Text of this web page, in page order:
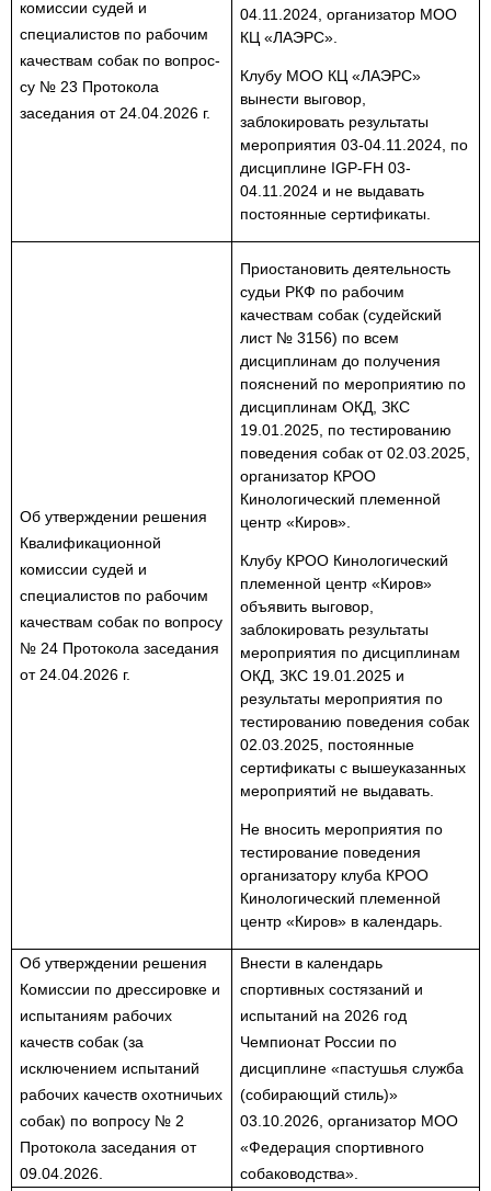
комиссии судей и
специалистов по рабочим
качествам собак по вопрос-
су № 23 Протокола
заседания от 24.04.2026 г.
04.11.2024, организатор МОО
КЦ «ЛАЭРС».
Клубу МОО КЦ «ЛАЭРС»
вынести выговор,
заблокировать результаты
мероприятия 03-04.11.2024, по
дисциплине IGP-FH 03-
04.11.2024 и не выдавать
постоянные сертификаты.
Об утверждении решения
Квалификационной
комиссии судей и
специалистов по рабочим
качествам собак по вопросу
№ 24 Протокола заседания
от 24.04.2026 г.
Приостановить деятельность
судьи РКФ по рабочим
качествам собак (судейский
лист № 3156) по всем
дисциплинам до получения
пояснений по мероприятию по
дисциплинам ОКД, ЗКС
19.01.2025, по тестированию
поведения собак от 02.03.2025,
организатор КРОО
Кинологический племенной
центр «Киров».
Клубу КРОО Кинологический
племенной центр «Киров»
объявить выговор,
заблокировать результаты
мероприятия по дисциплинам
ОКД, ЗКС 19.01.2025 и
результаты мероприятия по
тестированию поведения собак
02.03.2025, постоянные
сертификаты с вышеуказанных
мероприятий не выдавать.
Не вносить мероприятия по
тестирование поведения
организатору клуба КРОО
Кинологический племенной
центр «Киров» в календарь.
Об утверждении решения
Комиссии по дрессировке и
испытаниям рабочих
качеств собак (за
исключением испытаний
рабочих качеств охотничьих
собак) по вопросу № 2
Протокола заседания от
09.04.2026.
Внести в календарь
спортивных состязаний и
испытаний на 2026 год
Чемпионат России по
дисциплине «пастушья служба
(собирающий стиль)»
03.10.2026, организатор МОО
«Федерация спортивного
собаководства».